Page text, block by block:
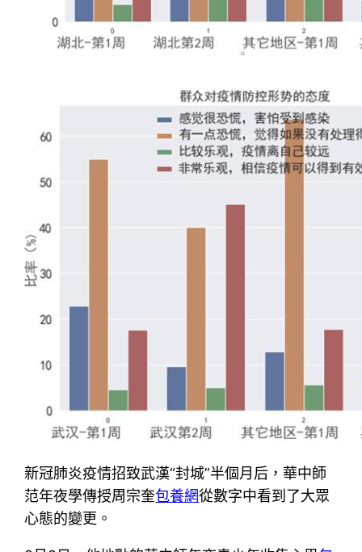
新冠肺炎疫情招致武漢“封城”半個月后，華中師
范年夜學傳授周宗奎包養網從數字中看到了大眾
心態的變更。